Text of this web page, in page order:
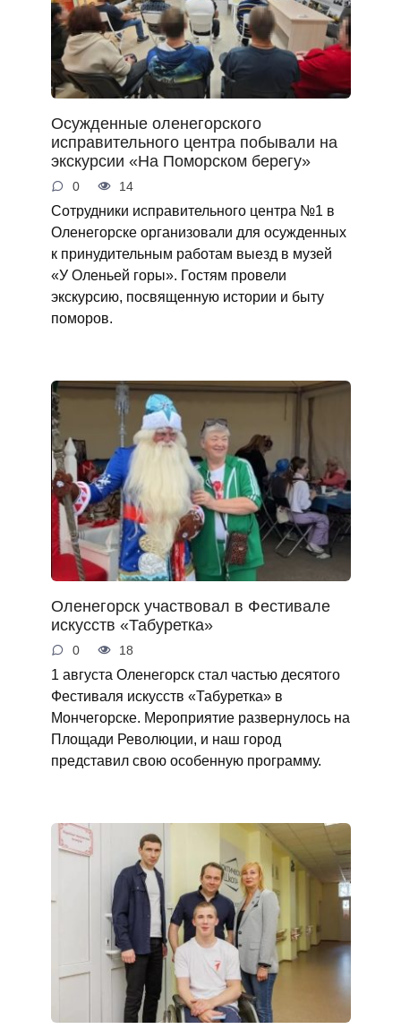
Осужденные оленегорского
исправительного центра побывали на
экскурсии «На Поморском берегу»
0 14
Сотрудники исправительного центра №1 в
Оленегорске организовали для осужденных
к принудительным работам выезд в музей
«У Оленьей горы». Гостям провели
экскурсию, посвященную истории и быту
поморов.
Оленегорск участвовал в Фестивале
искусств «Табуретка»
0 18
1 августа Оленегорск стал частью десятого
Фестиваля искусств «Табуретка» в
Мончегорске. Мероприятие развернулось на
Площади Революции, и наш город
представил свою особенную программу.